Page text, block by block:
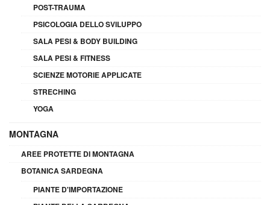
POST-TRAUMA
PSICOLOGIA DELLO SVILUPPO
SALA PESI & BODY BUILDING
SALA PESI & FITNESS
SCIENZE MOTORIE APPLICATE
STRECHING
YOGA
MONTAGNA
AREE PROTETTE DI MONTAGNA
BOTANICA SARDEGNA
PIANTE D'IMPORTAZIONE